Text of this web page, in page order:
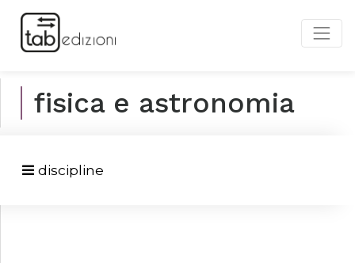
fisica e astronomia
discipline